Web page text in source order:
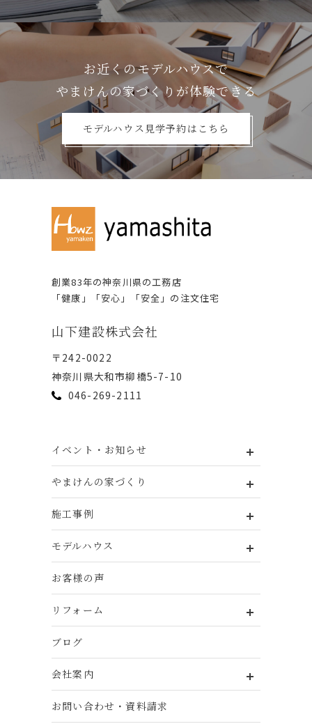
お近くのモデルハウスで
やまけんの家づくりが体験できる
モデルハウス見学予約はこちら
創業83年の神奈川県の⼯務店
「健康」「安⼼」「安全」の注⽂住宅
⼭下建設株式会社
〒242-0022
神奈川県⼤和市柳橋5-7-10
046-269-2111
イベント・お知らせ
やまけんの家づくり
施工事例
モデルハウス
お客様の声
リフォーム
ブログ
会社案内
お問い合わせ・資料請求